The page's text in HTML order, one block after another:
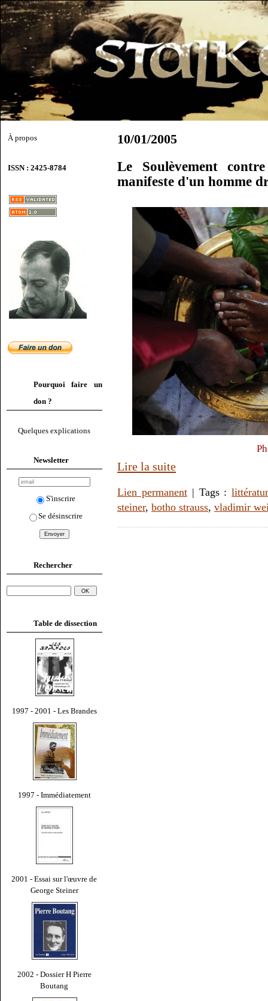
À propos
ISSN : 2425-8784
Pourquoi faire un
don ?
Quelques explications
Newsletter
S'inscrire
Se désinscrire
Rechercher
Table de dissection
1997 - 2001 - Les Brandes
1997 - Immédiatement
2001 - Essai sur l'œuvre de
George Steiner
2002 - Dossier H Pierre
Boutang
10/01/2005
Le Soulèvement
manifeste d'un homme
Lire la suite
Lien permanent| Tags :
steiner, botho strauss, vladimir